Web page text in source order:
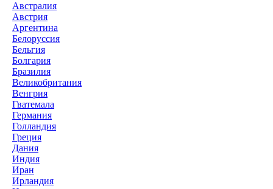
Австралия
Австрия
Аргентина
Белоруссия
Бельгия
Болгария
Бразилия
Великобритания
Венгрия
Гватемала
Германия
Голландия
Греция
Дания
Индия
Иран
Ирландия